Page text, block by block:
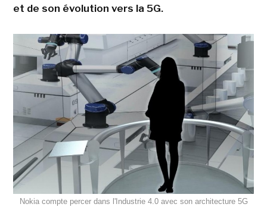
et de son évolution vers la 5G.
Nokia compte percer dans l'Industrie 4.0 avec son architecture 5G